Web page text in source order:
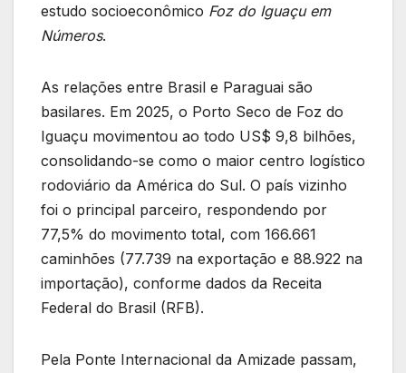
estudo socioeconômico Foz do Iguaçu em
Números.
As relações entre Brasil e Paraguai são
basilares. Em 2025, o Porto Seco de Foz do
Iguaçu movimentou ao todo US$ 9,8 bilhões,
consolidando-se como o maior centro logístico
rodoviário da América do Sul. O país vizinho
foi o principal parceiro, respondendo por
77,5% do movimento total, com 166.661
caminhões (77.739 na exportação e 88.922 na
importação), conforme dados da Receita
Federal do Brasil (RFB).
Pela Ponte Internacional da Amizade passam,